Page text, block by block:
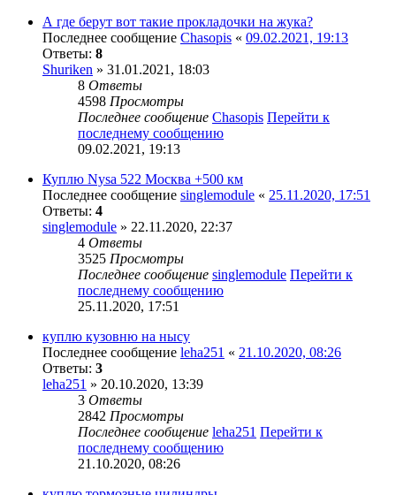
А где берут вот такие прокладочки на жука?
Последнее сообщение Chasopis « 09.02.2021, 19:13
Ответы: 8
Shuriken » 31.01.2021, 18:03
8 Ответы
4598 Просмотры
Последнее сообщение Chasopis Перейти к
последнему сообщению
09.02.2021, 19:13
Куплю Nysa 522 Москва +500 км
Последнее сообщение singlemodule « 25.11.2020, 17:51
Ответы: 4
singlemodule » 22.11.2020, 22:37
4 Ответы
3525 Просмотры
Последнее сообщение singlemodule Перейти к
последнему сообщению
25.11.2020, 17:51
куплю кузовню на нысу
Последнее сообщение leha251 « 21.10.2020, 08:26
Ответы: 3
leha251 » 20.10.2020, 13:39
3 Ответы
2842 Просмотры
Последнее сообщение leha251 Перейти к
последнему сообщению
21.10.2020, 08:26